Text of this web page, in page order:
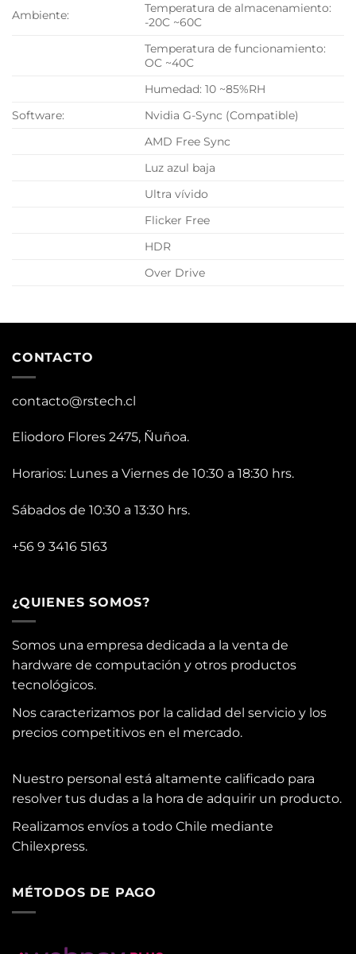
Ambiente:
Temperatura de almacenamiento:
-20C ~60C
Temperatura de funcionamiento:
OC ~40C
Humedad: 10 ~85%RH
Software:
Nvidia G-Sync (Compatible)
AMD Free Sync
Luz azul baja
Ultra vívido
Flicker Free
HDR
Over Drive
CONTACTO
contacto@rstech.cl
Eliodoro Flores 2475, Ñuñoa.
Horarios: Lunes a Viernes de 10:30 a 18:30 hrs.
Sábados de 10:30 a 13:30 hrs.
+56 9 3416 5163
¿QUIENES SOMOS?
Somos una empresa dedicada a la venta de
hardware de computación y otros productos
tecnológicos.
Nos caracterizamos por la calidad del servicio y los
precios competitivos en el mercado.
Nuestro personal está altamente calificado para
resolver tus dudas a la hora de adquirir un producto.
Realizamos envíos a todo Chile mediante
Chilexpress.
MÉTODOS DE PAGO